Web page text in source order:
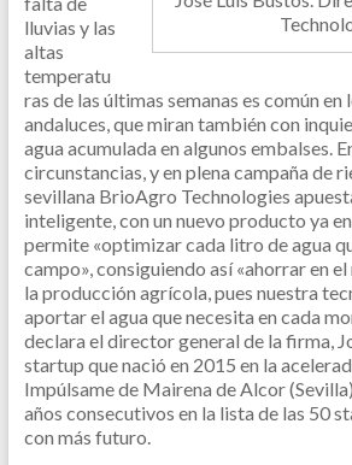
lluvias y las
altas
temperatu
ras de las últimas semanas es común
andaluces, que miran también con
agua acumulada en algunos embalses.
circunstancias, y en plena campaña de
sevillana BrioAgro Technologies
inteligente, con un nuevo producto ya
permite «optimizar cada litro de agua
campo», consiguiendo así «ahorrar en
la producción agrícola, pues nuestra
aportar el agua que necesita en cada
declara el director general de la firma,
startup que nació en 2015 en la
Impúlsame de Mairena de Alcor
años consecutivos en la lista de las 50
con más futuro.